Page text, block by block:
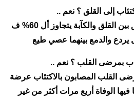
إلى القلق ؟ نعم ..
القلق والكآبة يتجاوز أل 60% ف
يردع والدمع بينهما عصي طيع
بمرضى القلب ؟ نعم ..
القلب المصابون بالاكتئاب عرضة
الوفاة أربع مرات أكثر من غير